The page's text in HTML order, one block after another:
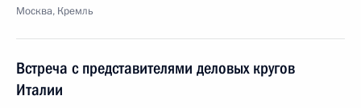
Москва, Кремль
Встреча с представителями деловых кругов
Италии